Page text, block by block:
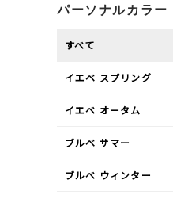
パーソナルカラー
すべて
イエベ スプリング
イエベ オータム
ブルべ サマー
ブルべ ウィンター